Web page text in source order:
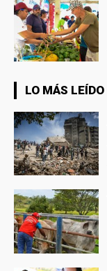
LO MÁS LEÍDO